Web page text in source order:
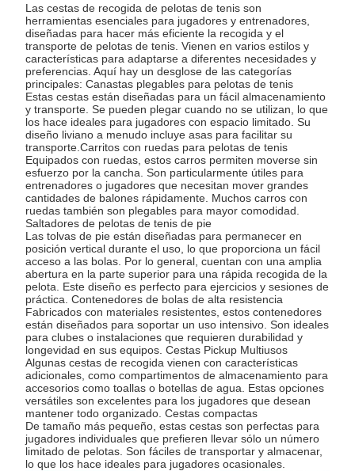
Las cestas de recogida de pelotas de tenis son
herramientas esenciales para jugadores y entrenadores,
diseñadas para hacer más eficiente la recogida y el
transporte de pelotas de tenis. Vienen en varios estilos y
características para adaptarse a diferentes necesidades y
preferencias. Aquí hay un desglose de las categorías
principales: Canastas plegables para pelotas de tenis
Estas cestas están diseñadas para un fácil almacenamiento
y transporte. Se pueden plegar cuando no se utilizan, lo que
los hace ideales para jugadores con espacio limitado. Su
diseño liviano a menudo incluye asas para facilitar su
transporte.Carritos con ruedas para pelotas de tenis
Equipados con ruedas, estos carros permiten moverse sin
esfuerzo por la cancha. Son particularmente útiles para
entrenadores o jugadores que necesitan mover grandes
cantidades de balones rápidamente. Muchos carros con
ruedas también son plegables para mayor comodidad.
Saltadores de pelotas de tenis de pie
Las tolvas de pie están diseñadas para permanecer en
posición vertical durante el uso, lo que proporciona un fácil
acceso a las bolas. Por lo general, cuentan con una amplia
abertura en la parte superior para una rápida recogida de la
pelota. Este diseño es perfecto para ejercicios y sesiones de
práctica. Contenedores de bolas de alta resistencia
Fabricados con materiales resistentes, estos contenedores
están diseñados para soportar un uso intensivo. Son ideales
para clubes o instalaciones que requieren durabilidad y
longevidad en sus equipos. Cestas Pickup Multiusos
Algunas cestas de recogida vienen con características
adicionales, como compartimentos de almacenamiento para
accesorios como toallas o botellas de agua. Estas opciones
versátiles son excelentes para los jugadores que desean
mantener todo organizado. Cestas compactas
De tamaño más pequeño, estas cestas son perfectas para
jugadores individuales que prefieren llevar sólo un número
limitado de pelotas. Son fáciles de transportar y almacenar,
lo que los hace ideales para jugadores ocasionales.